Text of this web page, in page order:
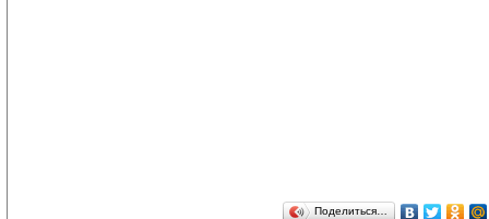
Поделиться…